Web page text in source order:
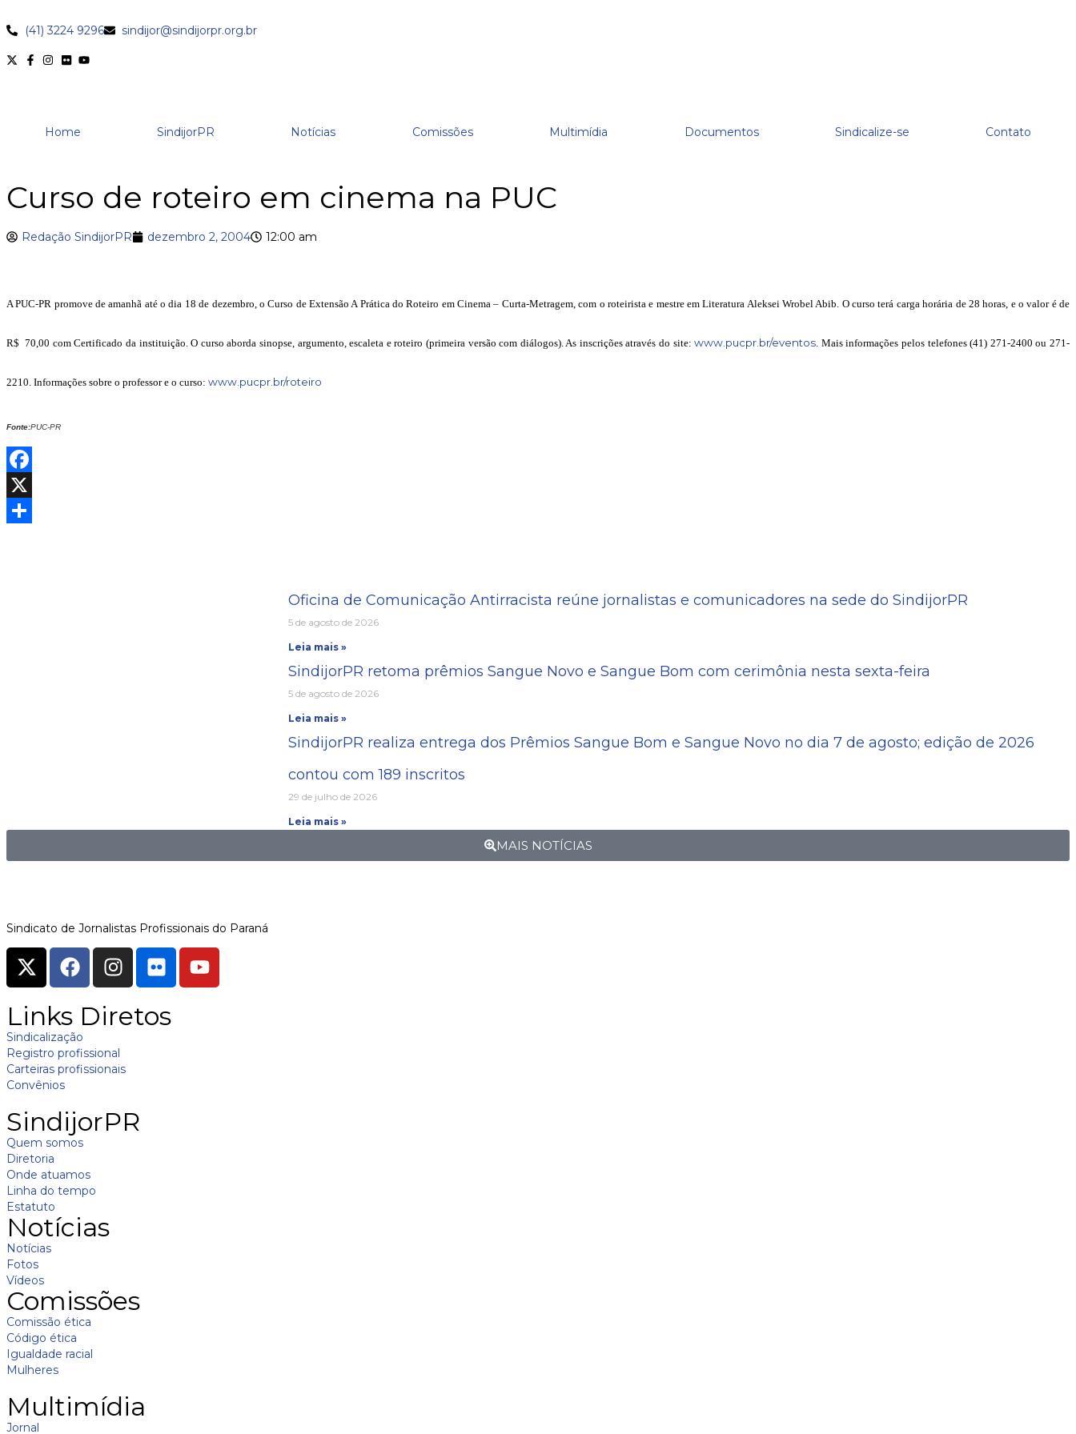
(41) 3224 9296 sindijor@sindijorpr.org.br
Home SindijorPR Notícias Comissões Multimídia Documentos Sindicalize-se Contato
Curso de roteiro em cinema na PUC
Redação SindijorPR dezembro 2, 2004 12:00 am
A PUC-PR promove de amanhã até o dia 18 de dezembro, o Curso de Extensão A Prática do Roteiro em Cinema – Curta-Metragem, com o roteirista e mestre em Literatura Aleksei Wrobel Abib. O curso terá carga horária de 28 horas, e o valor é de
R$ 70,00 com Certificado da instituição. O curso aborda sinopse, argumento, escaleta e roteiro (primeira versão com diálogos). As inscrições através do site:www.pucpr.br/eventos. Mais informações pelos telefones (41) 271-2400 ou 271-
2210. Informações sobre o professor e o curso: www.pucpr.br/roteiro
Fonte:PUC-PR
Facebook
X
Oficina de Comunicação Antirracista reúne jornalistas e comunicadores na sede do SindijorPR
5 de agosto de 2026
Leia mais »
SindijorPR retoma prêmios Sangue Novo e Sangue Bom com cerimônia nesta sexta-feira
5 de agosto de 2026
Leia mais »
SindijorPR realiza entrega dos Prêmios Sangue Bom e Sangue Novo no dia 7 de agosto; edição de 2026
contou com 189 inscritos
29 de julho de 2026
Leia mais »
MAIS NOTÍCIAS
Sindicato de Jornalistas Profissionais do Paraná
Links Diretos
Sindicalização
Registro profissional
Carteiras profissionais
Convênios
SindijorPR
Quem somos
Diretoria
Onde atuamos
Linha do tempo
Estatuto
Notícias
Notícias
Fotos
Vídeos
Comissões
Comissão ética
Código ética
Igualdade racial
Mulheres
Multimídia
Jornal